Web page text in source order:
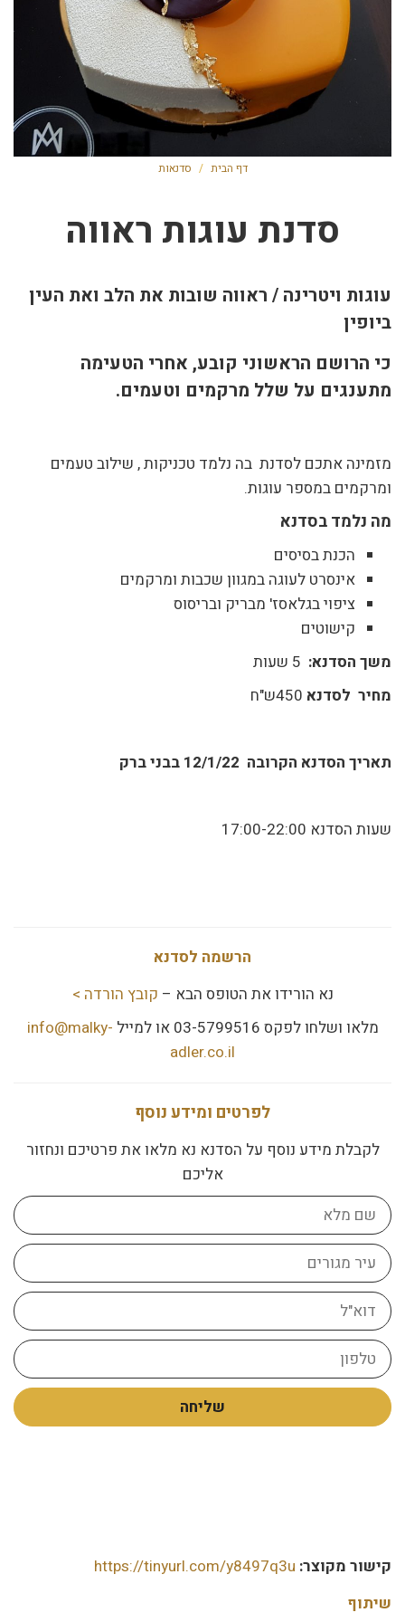
דף הבית / סדנאות
סדנת עוגות ראווה
עוגות ויטרינה / ראווה שובות את הלב ואת העין
ביופין
כי הרושם הראשוני קובע, אחרי הטעימה
מתענגים על שלל מרקמים וטעמים.
מזמינה אתכם לסדנת בה נלמד טכניקות , שילוב טעמים
ומרקמים במספר עוגות.
מה נלמד בסדנא
הכנת בסיסים
אינסרט לעוגה במגוון שכבות ומרקמים
ציפוי בגלאסז' מבריק ובריסוס
קישוטים
משך הסדנא:
מחיר לסדנא
תאריך הסדנא הקרובה
שעות הסדנא 17:00-22:00
הרשמה לסדנא
נא הורידו את הטופס הבא – קובץ הורדה >
מלאו ושלחו לפקס 03-5799516 או למייל
info@malky-
adler.co.il
לפרטים ומידע נוסף
לקבלת מידע נוסף על הסדנא נא מלאו את פרטיכם ונחזור
אליכם
שם
מלא
עיר
מגורים
דוא"ל
טלפון
שליחה
קישור מקוצר: https://tinyurl.com/y8497q3u
שיתוף